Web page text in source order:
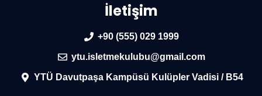
İletişim
+90 (555) 029 1999
ytu.isletmekulubu@gmail.com
YTÜ Davutpaşa Kampüsü Kulüpler Vadisi / B54